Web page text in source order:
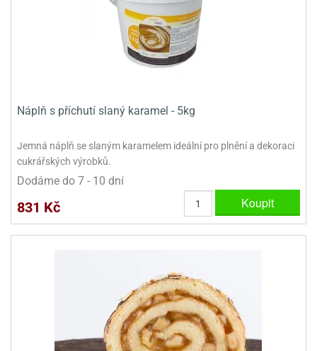
Náplň s příchutí slaný karamel - 5kg
Jemná náplň se slaným karamelem ideální pro plnění a dekoraci
cukrářských výrobků.
Dodáme do 7 - 10 dní
831 Kč Koupit